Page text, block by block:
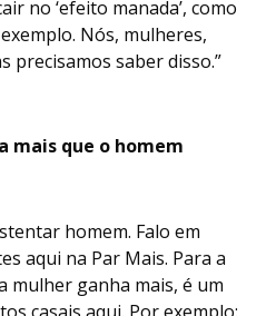
no ‘efeito manada’, como
Nós, mulheres,
precisamos saber disso.”
mais que o homem
homem. Falo em
aqui na Par Mais. Para a
mulher ganha mais, é um